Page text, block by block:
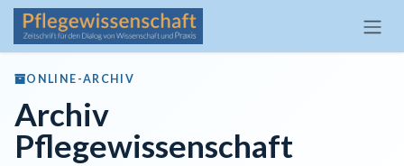
Zum Inhalt springen
ONLINE-ARCHIV
Archiv
Pflegewissenschaft